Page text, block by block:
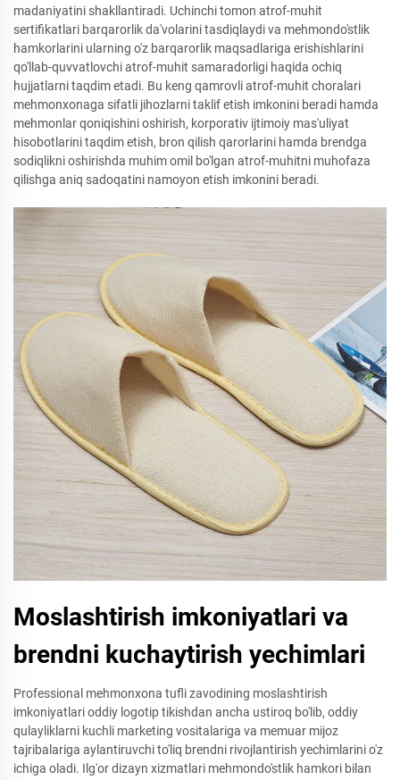
madaniyatini shakllantiradi. Uchinchi tomon atrof-muhit
sertifikatlari barqarorlik da'volarini tasdiqlaydi va mehmondo'stlik
hamkorlarini ularning o'z barqarorlik maqsadlariga erishishlarini
qo'llab-quvvatlovchi atrof-muhit samaradorligi haqida ochiq
hujjatlarni taqdim etadi. Bu keng qamrovli atrof-muhit choralari
mehmonxonaga sifatli jihozlarni taklif etish imkonini beradi hamda
mehmonlar qoniqishini oshirish, korporativ ijtimoiy mas'uliyat
hisobotlarini taqdim etish, bron qilish qarorlarini hamda brendga
sodiqlikni oshirishda muhim omil bo'lgan atrof-muhitni muhofaza
qilishga aniq sadoqatini namoyon etish imkonini beradi.
Moslashtirish imkoniyatlari va
brendni kuchaytirish yechimlari
Professional mehmonxona tufli zavodining moslashtirish
imkoniyatlari oddiy logotip tikishdan ancha ustiroq bo'lib, oddiy
qulayliklarni kuchli marketing vositalariga va memuar mijoz
tajribalariga aylantiruvchi to'liq brendni rivojlantirish yechimlarini o'z
ichiga oladi. Ilg'or dizayn xizmatlari mehmondo'stlik hamkori bilan